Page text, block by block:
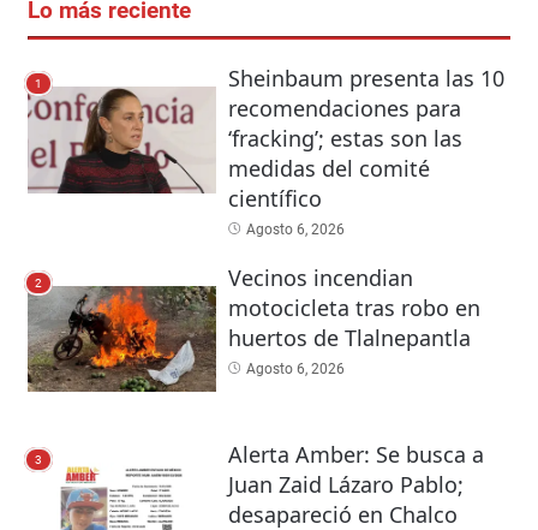
Lo más reciente
1
Sheinbaum presenta las 10
recomendaciones para
‘fracking’; estas son las
medidas del comité
científico
Agosto 6, 2026
2
Vecinos incendian
motocicleta tras robo en
huertos de Tlalnepantla
Agosto 6, 2026
3
Alerta Amber: Se busca a
Juan Zaid Lázaro Pablo;
desapareció en Chalco